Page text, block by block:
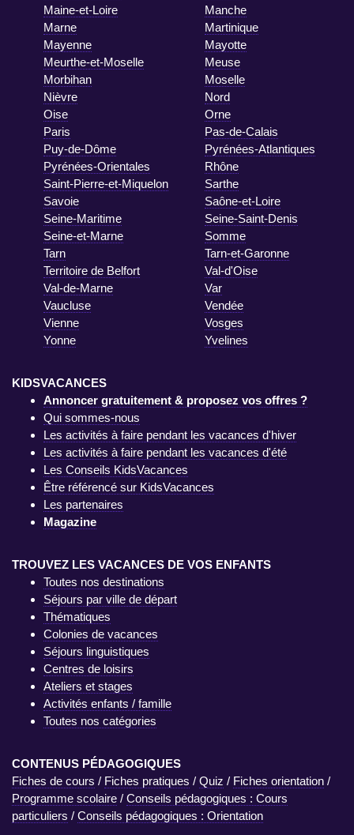
Maine-et-Loire
Manche
Marne
Martinique
Mayenne
Mayotte
Meurthe-et-Moselle
Meuse
Morbihan
Moselle
Nièvre
Nord
Oise
Orne
Paris
Pas-de-Calais
Puy-de-Dôme
Pyrénées-Atlantiques
Pyrénées-Orientales
Rhône
Saint-Pierre-et-Miquelon
Sarthe
Savoie
Saône-et-Loire
Seine-Maritime
Seine-Saint-Denis
Seine-et-Marne
Somme
Tarn
Tarn-et-Garonne
Territoire de Belfort
Val-d'Oise
Val-de-Marne
Var
Vaucluse
Vendée
Vienne
Vosges
Yonne
Yvelines
KIDSVACANCES
Annoncer gratuitement & proposez vos offres ?
Qui sommes-nous
Les activités à faire pendant les vacances d'hiver
Les activités à faire pendant les vacances d'été
Les Conseils KidsVacances
Être référencé sur KidsVacances
Les partenaires
Magazine
TROUVEZ LES VACANCES DE VOS ENFANTS
Toutes nos destinations
Séjours par ville de départ
Thématiques
Colonies de vacances
Séjours linguistiques
Centres de loisirs
Ateliers et stages
Activités enfants / famille
Toutes nos catégories
CONTENUS PÉDAGOGIQUES
Fiches de cours / Fiches pratiques / Quiz / Fiches orientation /
Programme scolaire / Conseils pédagogiques : Cours
particuliers / Conseils pédagogiques : Orientation